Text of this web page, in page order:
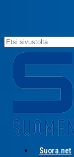
content
Close
Search
Suora.net